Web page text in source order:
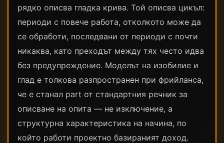
рядко описва гладка крива. Той описва цикъл:
периоди с повече работа, отколкото може да
се обработи, последвани от периоди с почти
никаква, като преходът между тях често идва
без предупреждение. Моделът на изобилие и
глад е толкова разпространен при фрийланса,
че е станал part от стандартния речник за
описване на опита — не изключение, а
структурна характеристика на начина, по
който работи проектно базираният доход.